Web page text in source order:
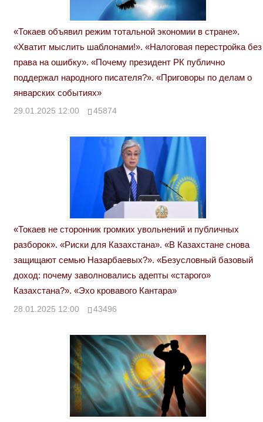
«Токаев объявил режим тотальной экономии в стране».
«Хватит мыслить шаблонами!». «Налоговая перестройка без
права на ошибку». «Почему президент РК публично
поддержал народного писателя?». «Приговоры по делам о
январских событиях»
29.01.2025 12:00 45874
«Токаев не сторонник громких увольнений и публичных
разборок». «Риски для Казахстана». «В Казахстане снова
защищают семью Назарбаевых?». «Безусловный базовый
доход: почему заволновались адепты «старого»
Казахстана?». «Эхо кровавого Кантара»
28.01.2025 12:00 43496